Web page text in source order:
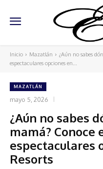
Inicio Mazatlán
¿Aún no sabes
espectaculares opciones en...
MAZATLÁN
mayo 5, 2026
¿Aún no sabes
mamá? Conoce
espectaculares
Resorts